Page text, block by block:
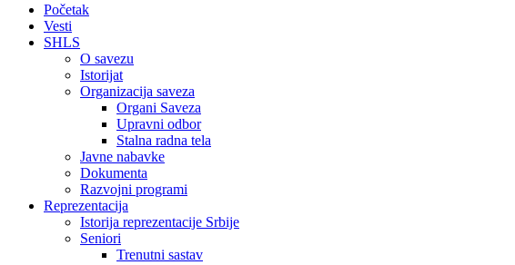
Početak
Vesti
SHLS
O savezu
Istorijat
Organizacija saveza
Organi Saveza
Upravni odbor
Stalna radna tela
Javne nabavke
Dokumenta
Razvojni programi
Reprezentacija
Istorija reprezentacije Srbije
Seniori
Trenutni sastav